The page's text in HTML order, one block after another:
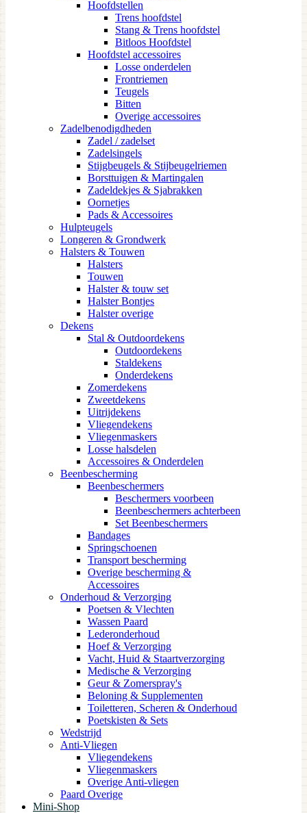
Hoofdstellen
Trens hoofdstel
Stang & Trens hoofdstel
Bitloos Hoofdstel
Hoofdstel accessoires
Losse onderdelen
Frontriemen
Teugels
Bitten
Overige accessoires
Zadelbenodigdheden
Zadel / zadelset
Zadelsingels
Stijgbeugels & Stijbeugelriemen
Borsttuigen & Martingalen
Zadeldekjes & Sjabrakken
Oornetjes
Pads & Accessoires
Hulpteugels
Longeren & Grondwerk
Halsters & Touwen
Halsters
Touwen
Halster & touw set
Halster Bontjes
Halster overige
Dekens
Stal & Outdoordekens
Outdoordekens
Staldekens
Onderdekens
Zomerdekens
Zweetdekens
Uitrijdekens
Vliegendekens
Vliegenmaskers
Losse halsdelen
Accessoires & Onderdelen
Beenbescherming
Beenbeschermers
Beschermers voorbeen
Beenbeschermers achterbeen
Set Beenbeschermers
Bandages
Springschoenen
Transport bescherming
Overige bescherming &
Accessoires
Onderhoud & Verzorging
Poetsen & Vlechten
Wassen Paard
Lederonderhoud
Hoef & Verzorging
Vacht, Huid & Staartverzorging
Medische & Verzorging
Geur & Zomerspray's
Beloning & Supplementen
Toiletteren, Scheren & Onderhoud
Poetskisten & Sets
Wedstrijd
Anti-Vliegen
Vliegendekens
Vliegenmaskers
Overige Anti-vliegen
Paard Overige
Mini-Shop